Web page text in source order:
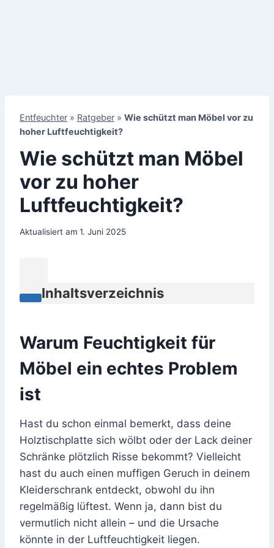
Entfeuchter » Ratgeber » Wie schützt man Möbel vor zu
hoher Luftfeuchtigkeit?
Wie schützt man Möbel
vor zu hoher
Luftfeuchtigkeit?
Aktualisiert am 1. Juni 2025
Inhaltsverzeichnis
Warum Feuchtigkeit für
Möbel ein echtes Problem
ist
Hast du schon einmal bemerkt, dass deine
Holztischplatte sich wölbt oder der Lack deiner
Schränke plötzlich Risse bekommt? Vielleicht
hast du auch einen muffigen Geruch in deinem
Kleiderschrank entdeckt, obwohl du ihn
regelmäßig lüftest. Wenn ja, dann bist du
vermutlich nicht allein – und die Ursache
könnte in der Luftfeuchtigkeit liegen.